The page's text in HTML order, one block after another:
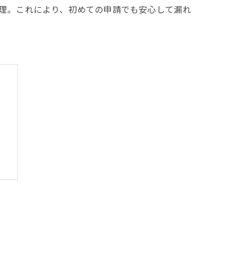
。これにより、初めての申請でも安心して漏れ